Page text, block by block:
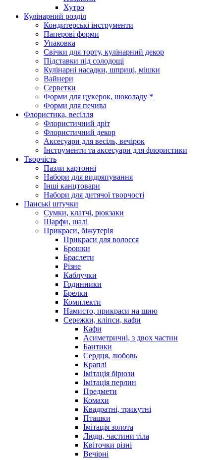
Хутро
Кулінарний розділ
Кондитерські інструменти
Паперові форми
Упаковка
Свічки для торту, кулінарний декор
Підставки під солодощі
Кулінарні насадки, шприці, мішки
Вайнери
Серветки
Форми для цукерок, шоколаду *
Форми для печива
Флористика, весілля
Флористичний дріт
Флористичний декор
Аксесуари для весіль, вечірок
Інструменти та аксесуари для флористики
Творчість
Пазли картонні
Набори для видряпування
Інші канцтовари
Набори для дитячої творчості
Панські штучки
Сумки, клатчі, рюкзаки
Шарфи, шалі
Прикраси, біжутерія
Прикраси для волосся
Брошки
Браслети
Різне
Каблучки
Годинники
Брелки
Комплекти
Намисто, прикраси на шию
Сережки, кліпси, кафи
Кафи
Асиметричні, з двох частин
Бантики
Сердця, любовь
Краплі
Імітація бірюзи
Імітація перлин
Предмети
Комахи
Квадратні, трикутні
Пташки
Імітація золота
Люди, частини тіла
Квіточки різні
Вечірні